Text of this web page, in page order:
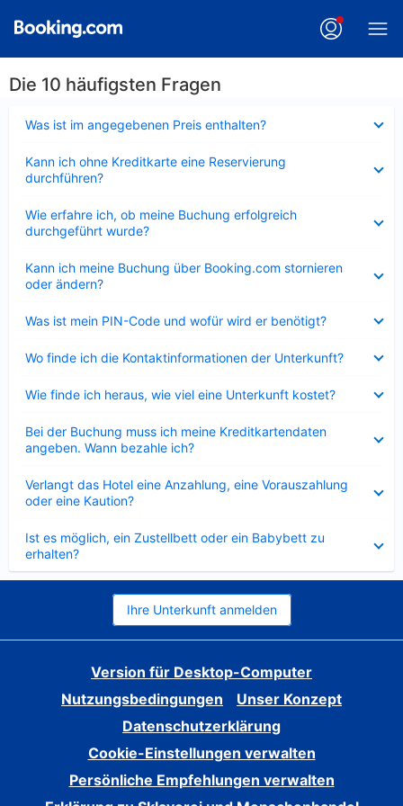
Die 10 häufigsten Fragen
Was ist im angegebenen Preis enthalten?
Kann ich ohne Kreditkarte eine Reservierung
durchführen?
Wie erfahre ich, ob meine Buchung erfolgreich
durchgeführt wurde?
Kann ich meine Buchung über Booking.com stornieren
oder ändern?
Was ist mein PIN-Code und wofür wird er benötigt?
Wo finde ich die Kontaktinformationen der Unterkunft?
Wie finde ich heraus, wie viel eine Unterkunft kostet?
Bei der Buchung muss ich meine Kreditkartendaten
angeben. Wann bezahle ich?
Verlangt das Hotel eine Anzahlung, eine Vorauszahlung
oder eine Kaution?
Ist es möglich, ein Zustellbett oder ein Babybett zu
erhalten?
Ihre Unterkunft anmelden
Version für Desktop-Computer
Nutzungsbedingungen
Unser Konzept
Datenschutzerklärung
Cookie-Einstellungen verwalten
Persönliche Empfehlungen verwalten